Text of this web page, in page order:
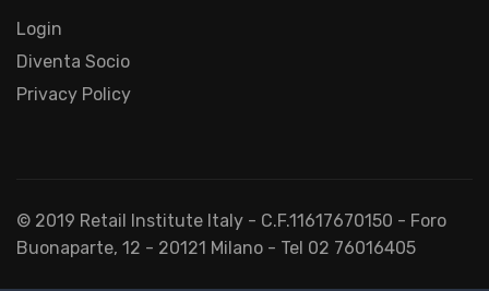
Login
Diventa Socio
Privacy Policy
© 2019 Retail Institute Italy - C.F.11617670150 - Foro
Buonaparte, 12 - 20121 Milano - Tel 02 76016405